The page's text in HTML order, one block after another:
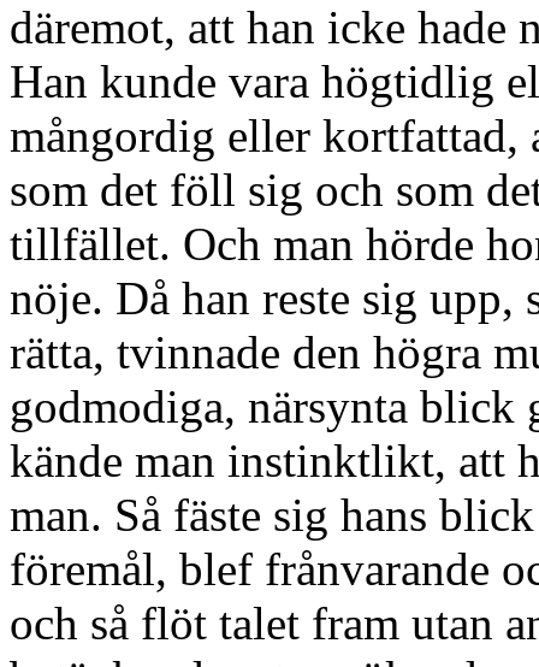
däremot, att han icke hade
Han kunde vara högtidlig
mångordig eller kortfattad,
som det föll sig och som
tillfället. Och man hörde
nöje. Då han reste sig upp,
rätta, tvinnade den högra
godmodiga, närsynta
kände man instinktlikt, att
man. Så fäste sig hans
föremål, blef frånvarande
och så flöt talet fram utan